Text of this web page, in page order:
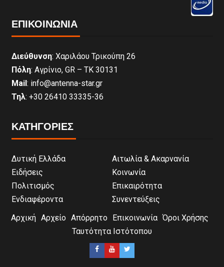
ΕΠΙΚΟΙΝΩΝΊΑ
Διεύθυνση: Χαριλάου Τρικούπη 26
Πόλη: Αγρίνιο, GR – ΤΚ 30131
Mail: info@antenna-star.gr
Τηλ: +30 26410 33335-36
ΚΑΤΗΓΟΡΙΕΣ
Δυτική Ελλάδα
Αιτωλία & Ακαρνανία
Ειδήσεις
Κοινωνία
Πολιτισμός
Επικαιρότητα
Ενδιαφέροντα
Συνεντεύξεις
Αρχική Αρχείο Απόρρητο Επικοινωνία Όροι Χρήσης
Ταυτότητα Ιστότοπου